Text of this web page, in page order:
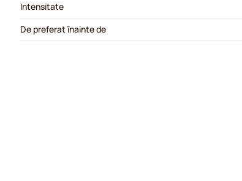
Intensitate
De preferat înainte de